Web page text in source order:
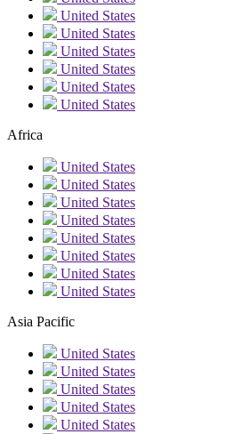
United States
United States
United States
United States
United States
United States
Africa
United States
United States
United States
United States
United States
United States
United States
United States
Asia Pacific
United States
United States
United States
United States
United States